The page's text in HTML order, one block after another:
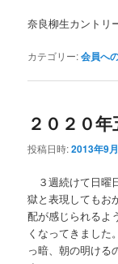
奈良柳生カント
カテゴリー:会員へ
２０２０年
投稿日時:2013年9
３週続けて日曜
獄と表現してもお
配が感じられるよ
くなってきました
っ暗、朝の明ける